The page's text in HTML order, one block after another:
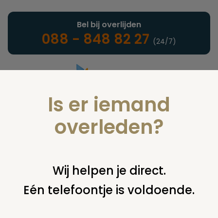
Landelijke uitvaartonderneming
Bel bij overlijden
088 - 848 82 27 (24/7)
U bent hier: home verzekeringen overige financiering uit
overlijden c. zoontjes
Is er iemand
overleden?
Wij helpen je direct.
Eén telefoontje is voldoende.